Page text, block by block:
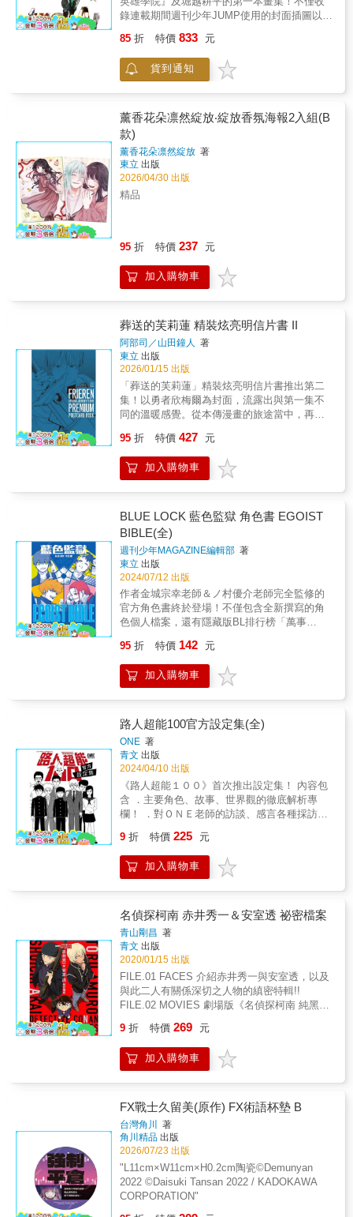
錄連載期間週刊少年JUMP使用的封面插圖以及
有老師不時發表於X（twitter）上的塗鴉，再加
上老師談論對每幅畫作的感想與回憶，絕對是
所有英雄學院迷不可錯過的經典！首刷附錄貼
85 折 特價 833 元
貨到通知
薰香花朵凛然綻放‧綻放香氛海報2入組(B
款)
薰香花朵凛然綻放 著
東立 出版
2026/04/30 出版
精品
95 折 特價 237 元
加入購物車
葬送的芙莉蓮 精裝炫亮明信片書 II
阿部司／山田鐘人 著
東立 出版
2026/01/15 出版
「葬送的芙莉蓮」精裝炫亮明信片書推出第二
集！以勇者欣梅爾為封面，流露出與第一集不
同的溫暖感覺。從本傳漫畫的旅途當中，再次
加工呈現不同顏色的金屬光澤，質感細膩。
95 折 特價 427 元
加入購物車
BLUE LOCK 藍色監獄 角色書 EGOIST
BIBLE(全)
週刊少年MAGAZINE編輯部 著
東立 出版
2024/07/12 出版
作者金城宗幸老師＆ノ村優介老師完全監修的
官方角色書終於登場！不僅包含全新撰寫的角
色個人檔案，還有隱藏版BL排行榜「萬事
第1話的初期分鏡稿以及角色初期設定圖，藍色
監獄所有資料盡在這一冊！
95 折 特價 142 元
加入購物車
路人超能100官方設定集(全)
ONE 著
青文 出版
2024/04/10 出版
《路人超能１００》首次推出設定集！ 內容包
含 ．主要角色、故事、世界觀的徹底解析專
欄！ ．對ＯＮＥ老師的訪談、感言各種採訪企
Ａ！ ．募集總數超過3000封的投票結果發表！
只有這裡才看得到的創作祕話&times;慶祝企
劃，里程碑的一本！！ & 本書特色 & 1.《路人
一名。 2.《路人超能１００》首次推出設定
集！完結後過了５年歡迎再度回到路人超能１
００的世界！ &
9 折 特價 225 元
加入購物車
名偵探柯南 赤井秀一＆安室透 祕密檔案
青山剛昌 著
青文 出版
2020/01/15 出版
FILE.01 FACES 介紹赤井秀一與安室透，以及
與此二人有關係深切之人物的縝密特輯!!
FILE.02 MOVIES 劇場版《名偵探柯南 純黑的
開青山剛昌老師親手繪製的原畫、修正分鏡稿
以及親筆情節手稿！ FILE.03 TV SERIES 彙
整介紹電視動畫系列中赤井安室所登場的主要
安室的美麗插圖珍貴動畫插圖!! FILE.05
MODEL SHEETS 大舉公開劇場版電視版動畫
系列設定資料！ 本書特色 赤井安室鉅細靡遺！
破解兩人祕密之官方記錄!! 赤井秀一安室透首
本官方FANBOOK!! ●赤井秀一／沖矢昴／黑麥
威士忌、安室透／波本／降谷零 揭開擁有多重
面孔此兩人的的魅力之處!! ●回顧第20部劇場版
《純黑的惡夢》之名場面!! ●解說赤井安室登場
9 折 特價 269 元
加入購物車
FX戰士久留美(原作) FX術語杯墊 B
台灣角川
著
角川精品 出版
2026/07/23 出版
"L11cm×W11cm×H0.2cm陶瓷©Demunyan
2022 ©Daisuki Tansan 2022 / KADOKAWA
CORPORATION"